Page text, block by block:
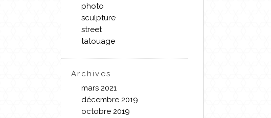
photo
sculpture
street
tatouage
Archives
mars 2021
décembre 2019
octobre 2019